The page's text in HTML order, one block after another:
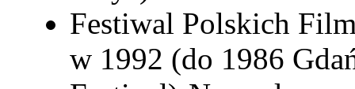
Festiwal Polskich
w 1992 (do 1986